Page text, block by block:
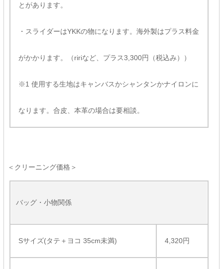
とがあります。
・スライダーはYKKの物になります。海外製はプラス料金
がかかります。（ririなど、プラス3,300円（税込み））
※1 使用する生地はキャンバスかシャンタンかナイロンに
なります。合皮、本革の場合は要相談。
＜クリーニング価格＞
バッグ・小物関係
Sサイズ(タテ＋ヨコ 35cm未満) 4,320円